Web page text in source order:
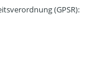
(GPSR):